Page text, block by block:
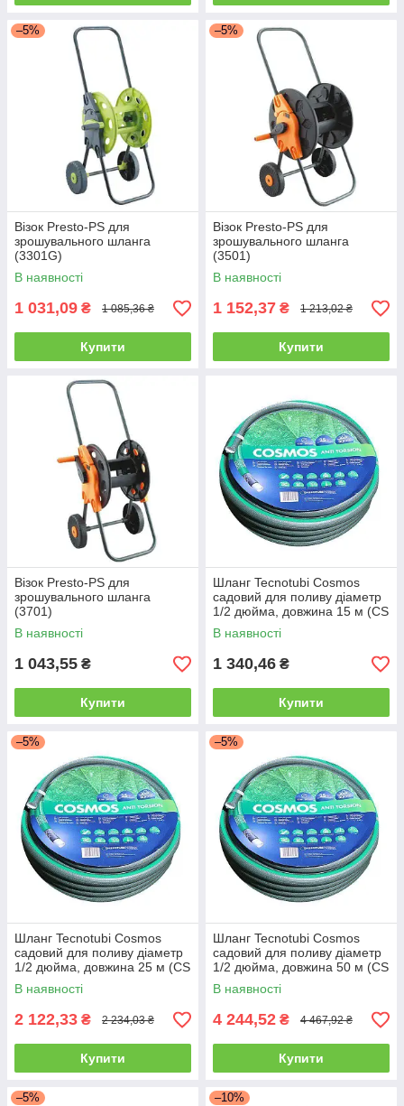
–5%
Візок Presto-PS для
зрошувального шланга
(3301G)
В наявності
1 031,09 ₴ 1 085,36 ₴
Купити
–5%
Візок Presto-PS для
зрошувального шланга
(3501)
В наявності
1 152,37 ₴ 1 213,02 ₴
Купити
Візок Presto-PS для
зрошувального шланга
(3701)
В наявності
1 043,55 ₴
Купити
Шланг Tecnotubi Cosmos
садовий для поливу діаметр
1/2 дюйма, довжина 15 м (CS
1/2 15)
В наявності
1 340,46 ₴
Купити
–5%
Шланг Tecnotubi Cosmos
садовий для поливу діаметр
1/2 дюйма, довжина 25 м (CS
1/2 25)
В наявності
2 122,33 ₴ 2 234,03 ₴
Купити
–5%
Шланг Tecnotubi Cosmos
садовий для поливу діаметр
1/2 дюйма, довжина 50 м (CS
1/2 50)
В наявності
4 244,52 ₴ 4 467,92 ₴
Купити
–5% –10%